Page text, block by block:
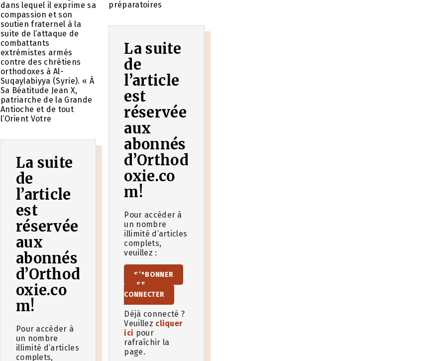
dans lequel il exprime sa
compassion et son
soutien fraternel à la
suite de l’attaque de
combattants
extrémistes armés
contre des chrétiens
orthodoxes à Al-
Suqaylabiyya (Syrie). « À
Sa Béatitude Jean X,
patriarche de la Grande
Antioche et de tout
l’Orient Votre
La suite
de
l’article
est
réservée
aux
abonnés
d’Orthod
oxie.co
m!
Pour accéder à
un nombre
illimité d’articles
complets,
préparatoires
La suite
de
l’article
est
réservée
aux
abonnés
d’Orthod
oxie.co
m!
Pour accéder à
un nombre
illimité d’articles
complets,
veuillez :
S’ABONNER
SE
CONNECTER
Déjà connecté ?
Veuillez cliquer
ici pour
rafraîchir la
page.